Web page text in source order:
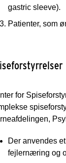
gastric sleeve).
Patienter, som
for
Der anvendes
fejlernæring og